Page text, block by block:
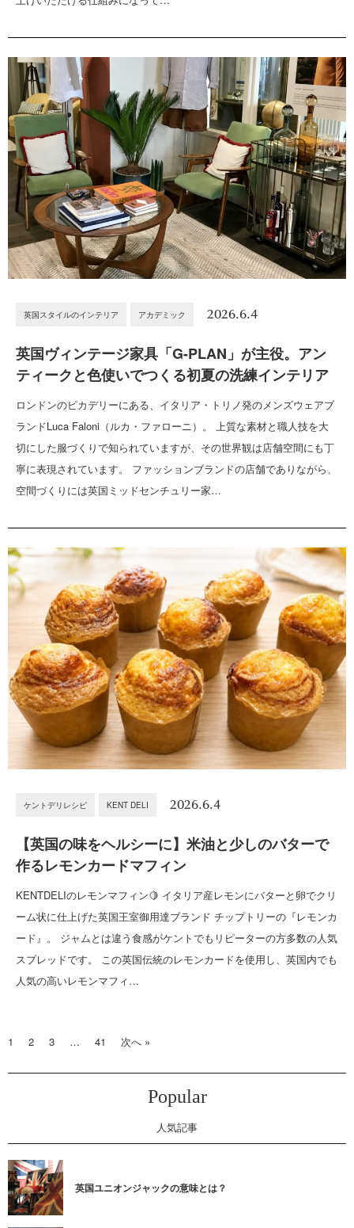
英国スタイルのインテリア アカデミック 2026.6.4
英国ヴィンテージ家具「G-PLAN」が主役。アン
ティークと色使いでつくる初夏の洗練インテリア
ロンドンのピカデリーにある、イタリア・トリノ発のメンズウェアブ
ランドLuca Faloni（ルカ・ファローニ）。 上質な素材と職人技を大
切にした服づくりで知られていますが、その世界観は店舗空間にも丁
寧に表現されています。 ファッションブランドの店舗でありながら、
空間づくりには英国ミッドセンチュリー家…
ケントデリレシピ KENT DELI 2026.6.4
【英国の味をヘルシーに】米油と少しのバターで
作るレモンカードマフィン
KENTDELIのレモンマフィン🍋 イタリア産レモンにバターと卵でクリ
ーム状に仕上げた英国王室御用達ブランド チップトリーの『レモンカ
ード』。 ジャムとは違う食感がケントでもリピーターの方多数の人気
スプレッドです。 この英国伝統のレモンカードを使用し、英国内でも
人気の高いレモンマフィ…
1 2 3 … 41 次へ »
Popular
人気記事
英国ユニオンジャックの意味とは？